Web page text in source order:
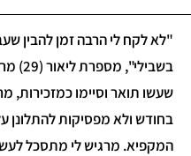
"לא לקח לי הרבה זמן להבין
בחודש ולא מפסיקות להתלונן